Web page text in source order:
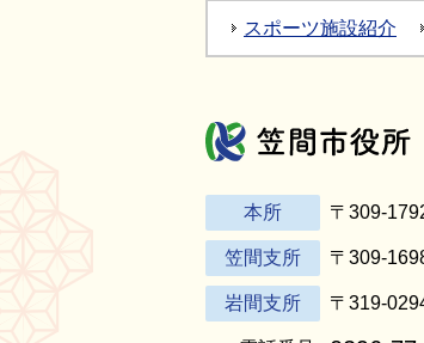
スポーツ施設紹介
本所 〒309-
笠間支所 〒309-
岩間支所 〒319-